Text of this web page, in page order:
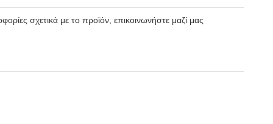
σχετικά με το προϊόν, επικοινωνήστε μαζί μας